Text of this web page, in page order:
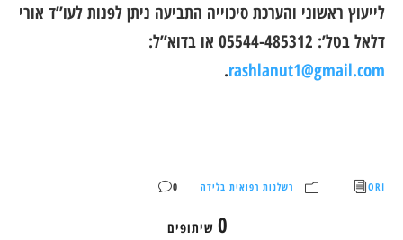
לייעוץ ראשוני והערכת סיכוייה התביעה ניתן לפנות לעו”ד אורי
דלאל בטל’: 05544-485312 או בדוא”ל:
rashlanut1@gmail.com
.
ORI רשלנות רפואית בלידה 0
0 שיתופים